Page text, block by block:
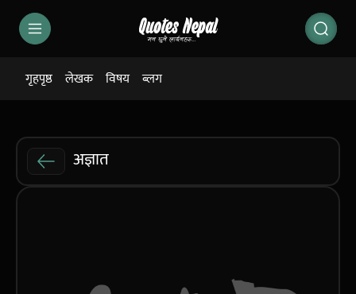
गृहपृष्ठ लेखक विषय ब्लग
अज्ञात